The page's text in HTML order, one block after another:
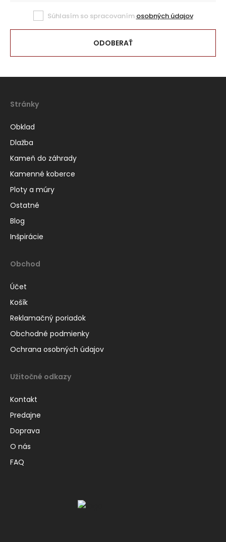
ODOBERAŤ
Súhlasím so spracovaním osobných údajov
Stránky
Obklad
Dlažba
Kameň do záhrady
Kamenné koberce
Ploty a múry
Ostatné
Blog
Inšpirácie
Obchod
Účet
Košík
Reklamačný poriadok
Obchodné podmienky
Ochrana osobných údajov
Užitočné odkazy
Kontakt
Predajne
Doprava
O nás
FAQ